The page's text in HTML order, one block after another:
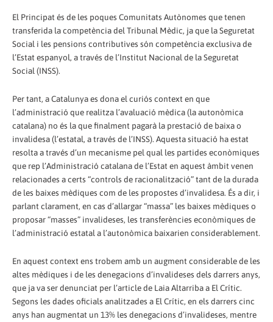
El Principat és de les poques Comunitats Autònomes que tenen
transferida la competència del Tribunal Mèdic, ja que la Seguretat
Social i les pensions contributives són competència exclusiva de
l’Estat espanyol, a través de l’Institut Nacional de la Seguretat
Social (INSS).
Per tant, a Catalunya es dona el curiós context en que
l’administració que realitza l’avaluació mèdica (la autonòmica
catalana) no és la que finalment pagarà la prestació de baixa o
invalidesa (l’estatal, a través de l’INSS). Aquesta situació ha estat
resolta a través d’un mecanisme pel qual les partides econòmiques
que rep l’Administració catalana de l’Estat en aquest àmbit venen
relacionades a certs “controls de racionalització” tant de la durada
de les baixes mèdiques com de les propostes d’invalidesa. És a dir, i
parlant clarament, en cas d’allargar “massa” les baixes mèdiques o
proposar “masses” invalideses, les transferències econòmiques de
l’administració estatal a l’autonòmica baixarien considerablement.
En aquest context ens trobem amb un augment considerable de les
altes mèdiques i de les denegacions d’invalideses dels darrers anys,
que ja va ser denunciat per l’article de Laia Altarriba a El Crític.
Segons les dades oficials analitzades a El Crític, en els darrers cinc
anys han augmentat un 13% les denegacions d’invalideses, mentre